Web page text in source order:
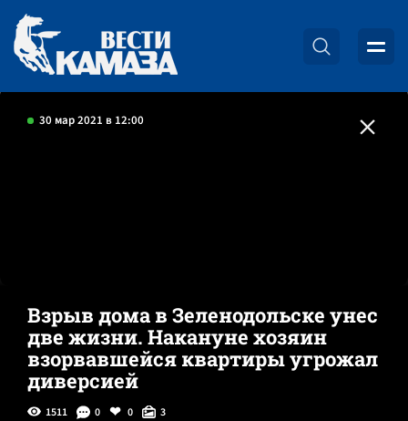
30 мар 2021 в 12:00
Взрыв дома в Зеленодольске унес
две жизни. Накануне хозяин
взорвавшейся квартиры угрожал
диверсией
1511 0 0 3